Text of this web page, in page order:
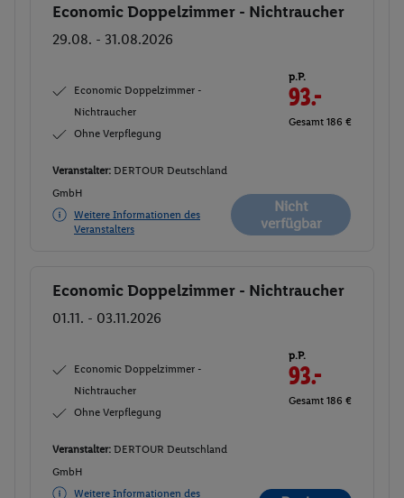
Buchen
Economic Doppelzimmer - Nichtraucher
29.08. - 31.08.2026
Economic Doppelzimmer -
Nichtraucher
Ohne Verpflegung
p.P.
93.-
Gesamt 186 €
Veranstalter: DERTOUR Deutschland
GmbH
Weitere Informationen des
Veranstalters
Nicht
verfügbar
Buchen
Economic Doppelzimmer - Nichtraucher
01.11. - 03.11.2026
Economic Doppelzimmer -
Nichtraucher
Ohne Verpflegung
p.P.
93.-
Gesamt 186 €
Veranstalter: DERTOUR Deutschland
GmbH
Weitere Informationen des